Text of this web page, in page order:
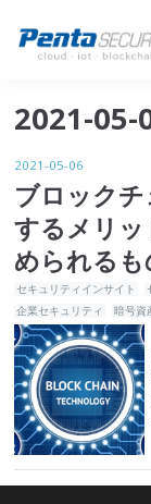
データ保護
セキュリティイン
技術ブログ
2021-05-
2021-05-06
ブロック
するメリ
められる
セキュリティインサイト
企業セキュリティ
暗号資